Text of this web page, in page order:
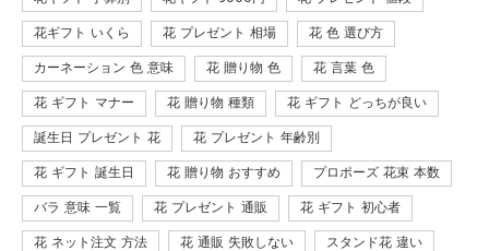
花ギフト いくら 花 プレゼント 相場 花 色 選び方
カーネーション 色 意味 花 贈り物 色 花 言葉 色
花 ギフト マナー 花 贈り物 種類 花 ギフト どっちが良い
誕生日 プレゼント 花 花 プレゼント 年齢別
花 ギフト 誕生日 花 贈り物 おすすめ プロポーズ 花束 本数
バラ 意味 一覧 花 プレゼント 通販 花 ギフト 初心者
花 ネット注文 方法 花 通販 失敗しない スタンド花 違い